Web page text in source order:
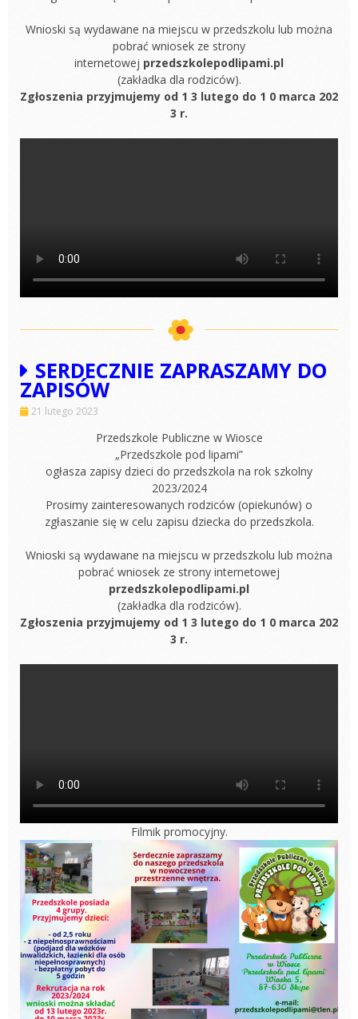
Wnioski są wydawane na miejscu w przedszkolu lub można
pobrać wniosek ze strony
internetowej przedszkolepodlipami.pl
(zakładka dla rodziców).
Zgłoszenia przyjmujemy od 1 3 lutego do 1 0 marca 202
3 r.
SERDECZNIE ZAPRASZAMY DO
ZAPISÓW
21 lutego 2023
Przedszkole Publiczne w Wiosce
„Przedszkole pod lipami”
ogłasza zapisy dzieci do przedszkola na rok szkolny
2023/2024
Prosimy zainteresowanych rodziców (opiekunów) o
zgłaszanie się w celu zapisu dziecka do przedszkola.
Wnioski są wydawane na miejscu w przedszkolu lub można
pobrać wniosek ze strony internetowej
przedszkolepodlipami.pl
(zakładka dla rodziców).
Zgłoszenia przyjmujemy od 1 3 lutego do 1 0 marca 202
3 r.
Filmik promocyjny.